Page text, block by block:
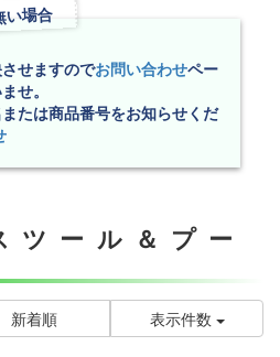
い場合
せますのでお問い合わせペー
せ。
たは商品番号をお知らせくだ
ツール＆プー
新着順 表示件数